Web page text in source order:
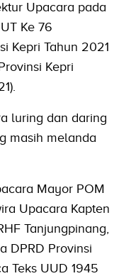
Upacara pada
Ke 76
Kepri Tahun 2021
Kepri
luring dan daring
masih melanda
Mayor POM
Upacara Kapten
Tanjungpinang,
DPRD Provinsi
Teks UUD 1945